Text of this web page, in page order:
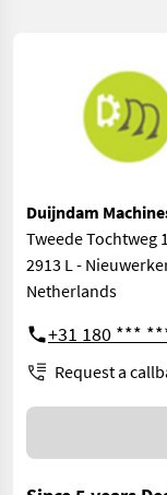
Duijndam
Tweede Tochtweg
2913 L -
Netherlands
+31 180 ***
Request a